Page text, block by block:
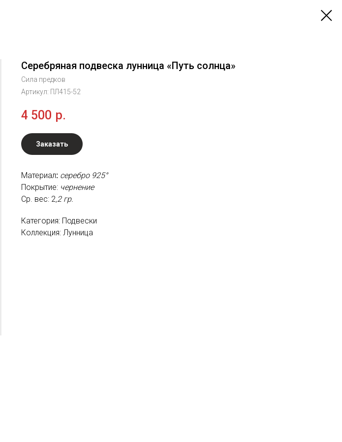
Серебряная подвеска лунница «Путь солнца»
Сила предков
Артикул: ПЛ415-52
4 500 р.
Заказать
Материал: серебро 925°
Покрытие: чернение
Ср. вес: 2,2 гр.
Категория: Подвески
Коллекция: Лунница